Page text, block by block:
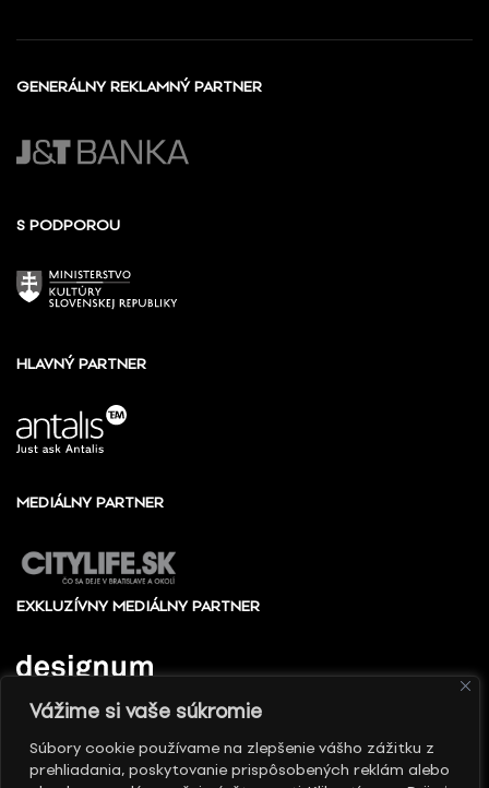
Vážime si vaše súkromie
Súbory cookie používame na zlepšenie vášho zážitku z
prehliadania, poskytovanie prispôsobených reklám alebo
GENERÁLNY REKLAMNÝ PARTNER
S PODPOROU
HLAVNÝ PARTNER
MEDIÁLNY PARTNER
EXKLUZÍVNY MEDIÁLNY PARTNER
© 2010 - 2026 Slovenské centrum dizajnu, Všetky